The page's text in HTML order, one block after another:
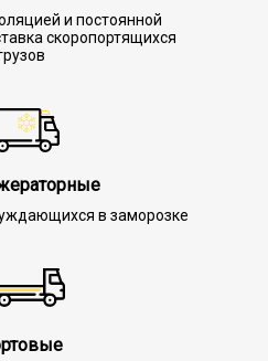
и постоянной
скоропортящихся
в заморозке